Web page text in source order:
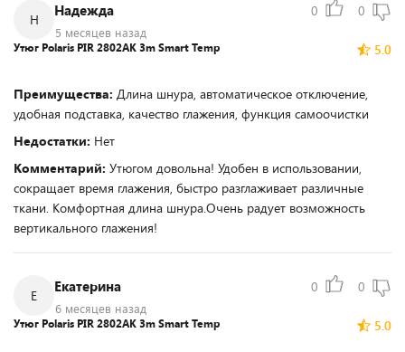
Н
Надежда
5 месяцев назад
0 0
5.0
Утюг Polaris PIR 2802AK 3m Smart Temp
Преимущества: Длина шнура, автоматическое отключение,
удобная подставка, качество глажения, функция самоочистки
Недостатки: Нет
Комментарий: Утюгом довольна! Удобен в использовании,
сокращает время глажения, быстро разглаживает различные
ткани. Комфортная длина шнура.Очень радует возможность
вертикального глажения!
Е
Екатерина
6 месяцев назад
0 0
5.0
Утюг Polaris PIR 2802AK 3m Smart Temp